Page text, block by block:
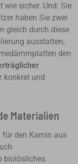
wie sicher. Und: Sie
haben Sie zwei
gleich durch diese
ausstatten,
den
konkret und
Materialien
für den Kamin aus
biolösliches